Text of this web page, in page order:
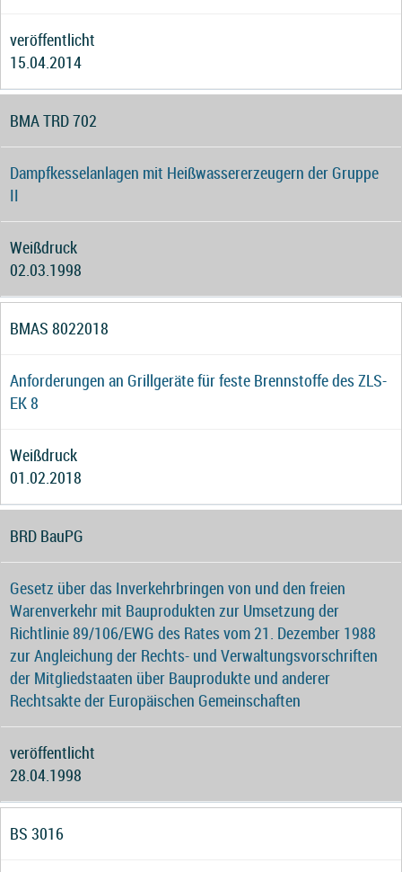
veröffentlicht
15.04.2014
BMA TRD 702
Dampfkesselanlagen mit Heißwassererzeugern der Gruppe
II
Weißdruck
02.03.1998
BMAS 8022018
Anforderungen an Grillgeräte für feste Brennstoffe des ZLS-
EK 8
Weißdruck
01.02.2018
BRD BauPG
Gesetz über das Inverkehrbringen von und den freien
Warenverkehr mit Bauprodukten zur Umsetzung der
Richtlinie 89/106/EWG des Rates vom 21. Dezember 1988
zur Angleichung der Rechts- und Verwaltungsvorschriften
der Mitgliedstaaten über Bauprodukte und anderer
Rechtsakte der Europäischen Gemeinschaften
veröffentlicht
28.04.1998
BS 3016